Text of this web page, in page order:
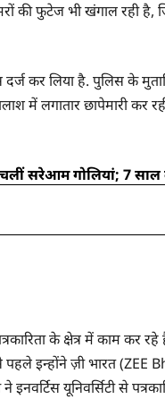
की फुटेज भी खंगाल रही है,
दर्ज कर लिया है. पुलिस के
में लगातार छापेमारी कर
सरेआम गोलियां; 7
के क्षेत्र में काम कर
पहले इन्होंने ज़ी भारत
यूनिवर्सिटी से